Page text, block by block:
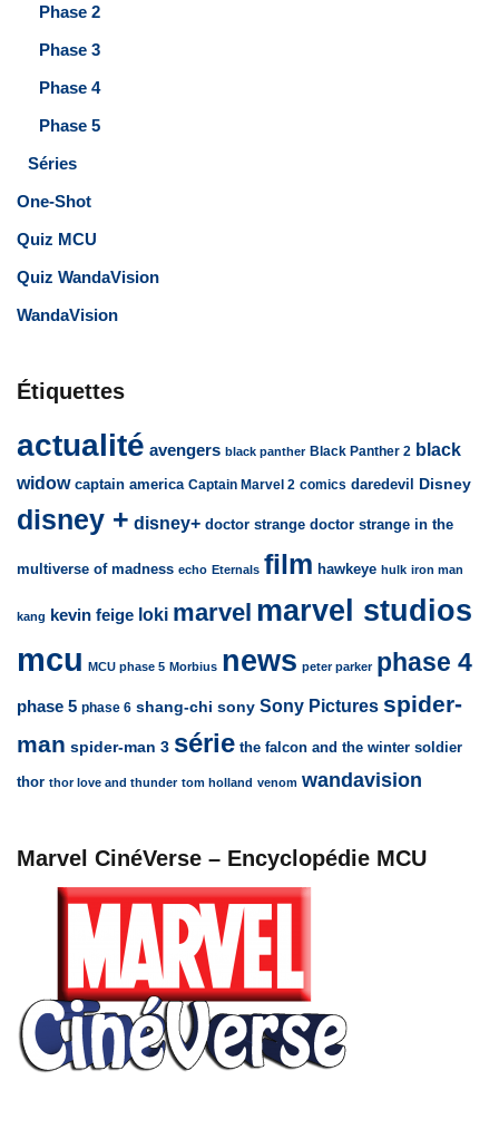
Phase 2
Phase 3
Phase 4
Phase 5
Séries
One-Shot
Quiz MCU
Quiz WandaVision
WandaVision
Étiquettes
actualité avengers black panther Black Panther 2 black
widow captain america Captain Marvel 2 comics daredevil Disney
disney + disney+ doctor strange doctor strange in the
multiverse of madness echo Eternals film hawkeye hulk iron man
kang kevin feige loki marvel marvel studios
mcu MCU phase 5 Morbius news peter parker phase 4
phase 5 phase 6 shang-chi sony Sony Pictures spider-
man spider-man 3 série the falcon and the winter soldier
thor thor love and thunder tom holland venom wandavision
Marvel CinéVerse – Encyclopédie MCU